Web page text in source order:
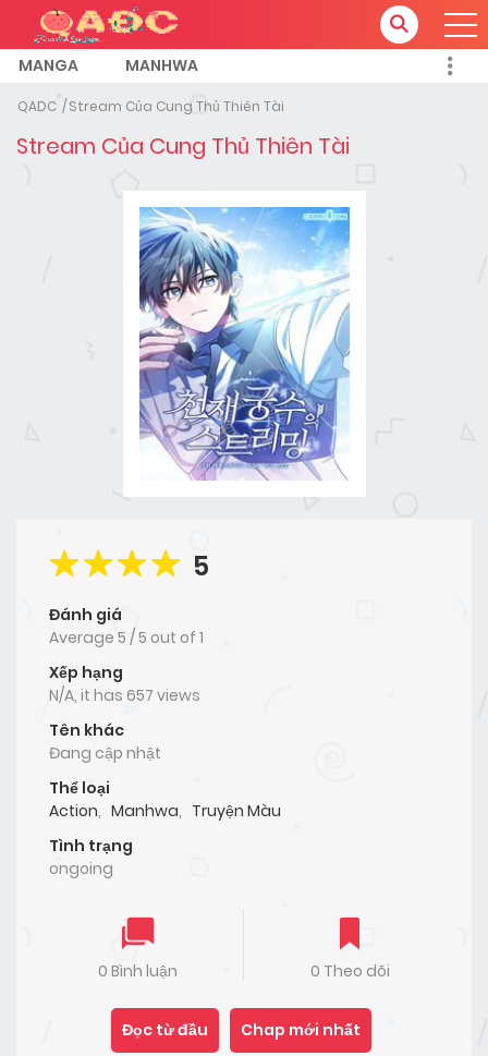
MANGA MANHWA
QADC Stream Của Cung Thủ Thiên Tài
Stream Của Cung Thủ Thiên Tài
5
Đánh giá
Average 5 /5 out of 1
Xếp hạng
N/A, it has 657 views
Tên khác
Đang cập nhật
Thể loại
Action, Manhwa, Truyện Màu
Tình trạng
ongoing
0 Bình luận 0 Theo dõi
Đọc từ đầu Chap mới nhất